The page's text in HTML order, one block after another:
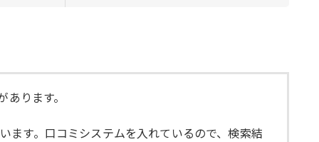
ります。
ます。口コミシステムを入れているので、検索結